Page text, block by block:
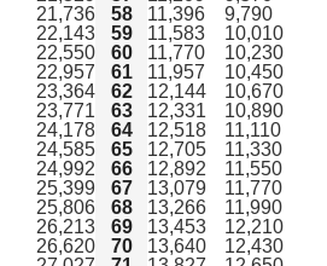
21,736 58 11,396 9,790
22,143 59 11,583 10,010
22,550 60 11,770 10,230
22,957 61 11,957 10,450
23,364 62 12,144 10,670
23,771 63 12,331 10,890
24,178 64 12,518 11,110
24,585 65 12,705 11,330
24,992 66 12,892 11,550
25,399 67 13,079 11,770
25,806 68 13,266 11,990
26,213 69 13,453 12,210
26,620 70 13,640 12,430